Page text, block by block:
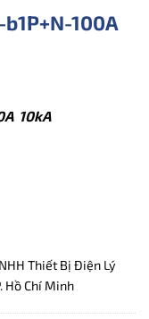
b1P+N-100A
10kA
Thiết Bị Điện Lý
Hồ Chí Minh